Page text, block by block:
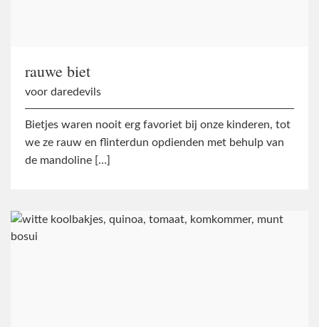
rauwe biet
voor daredevils
Bietjes waren nooit erg favoriet bij onze kinderen, tot
we ze rauw en flinterdun opdienden met behulp van
de mandoline […]